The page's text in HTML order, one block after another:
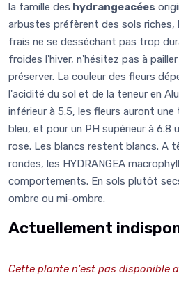
la famille des hydrangeacées
arbustes préfèrent des sols
frais ne se desséchant pas trop
froides l'hiver, n'hésitez pas à
préserver. La couleur des fleurs
l'acidité du sol et de la teneur en
inférieur à 5.5, les fleurs auront une
bleu, et pour un PH supérieur à 6.8
rose. Les blancs restent blancs. A
rondes, les HYDRANGEA
comportements. En sols plutôt
ombre ou mi-ombre.
Actuellement
Cette plante n'est pas disponible